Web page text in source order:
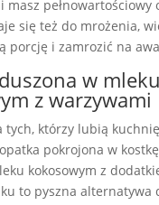
masz pełnowartościowy
się też do mrożenia,
porcję i zamrozić na
w mleku
z warzywami
tych, którzy lubią
pokrojona w
kokosowym z
to pyszna alternatywa